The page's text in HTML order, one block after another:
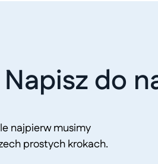
do
najpierw musimy
prostych krokach.